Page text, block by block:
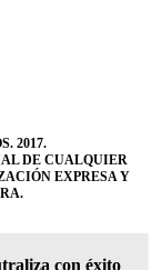
2017.
DE CUALQUIER
EXPRESA Y
con éxito